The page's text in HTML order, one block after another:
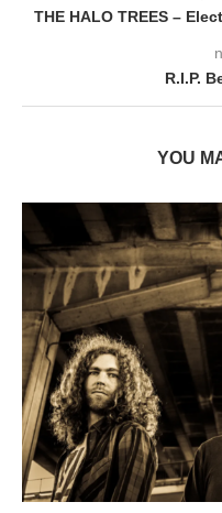
THE HALO TREES –
R.I.P.
YOU